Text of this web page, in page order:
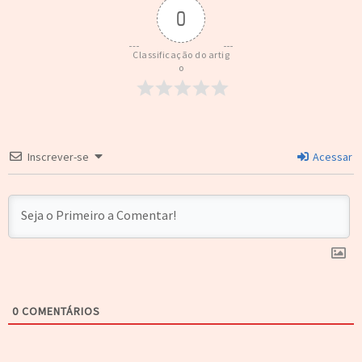
0
Classificação do artig
o
Inscrever-se Acessar
0 COMENTÁRIOS